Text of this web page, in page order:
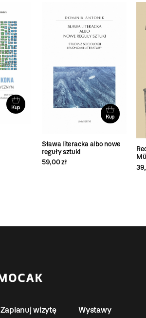
Kup
Kup
Sława literacka albo nowe
reguły sztuki
59,00 zł
Zaplanuj wizytę Wystawy